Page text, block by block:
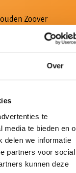
Over
te
media te bieden en
delen we informatie
partners voor social
kunnen deze
Zoover
inrichting,
veel rust en